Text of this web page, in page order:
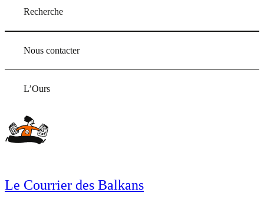
Recherche
Nous contacter
L’Ours
Le Courrier des Balkans